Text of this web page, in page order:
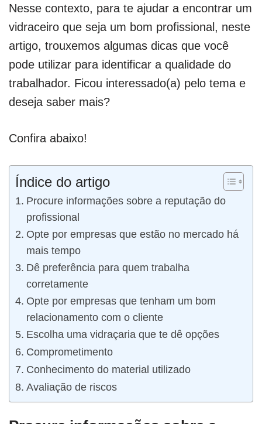
Nesse contexto, para te ajudar a encontrar um
vidraceiro que seja um bom profissional, neste
artigo, trouxemos algumas dicas que você
pode utilizar para identificar a qualidade do
trabalhador. Ficou interessado(a) pelo tema e
deseja saber mais?
Confira abaixo!
Índice do artigo
Procure informações sobre a reputação do
profissional
Opte por empresas que estão no mercado há
mais tempo
Dê preferência para quem trabalha
corretamente
Opte por empresas que tenham um bom
relacionamento com o cliente
Escolha uma vidraçaria que te dê opções
Comprometimento
Conhecimento do material utilizado
Avaliação de riscos